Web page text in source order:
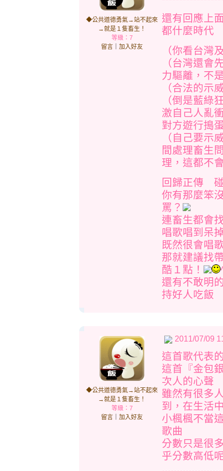
◆公共道德勇氣→站不起來
→就是１隻畜生！
等級：7
留言
加入好友
還有回應上
都什麼時代
（你看台灣
（台灣還會
力驅離，不
（合法的示
（倒是藍綠
激自己人亂
對方遊行搗
（自己要示
間處理畜生
理，這都不
回歸正傳
你有那麼笨
罵？
連畜生都會
唱歌唱到呆
既然很會唱
那就建議找
酷１點！
還有不敢明
持好人吃飯
◆公共道德勇氣→站不起來
→就是１隻畜生！
等級：7
留言
加入好友
2011/07/09
這首歌代表
這首『金包
次人的心聲
雖然有很多
到，在生活
小楓楓不當
歌曲
分數只是很
乎分數高低